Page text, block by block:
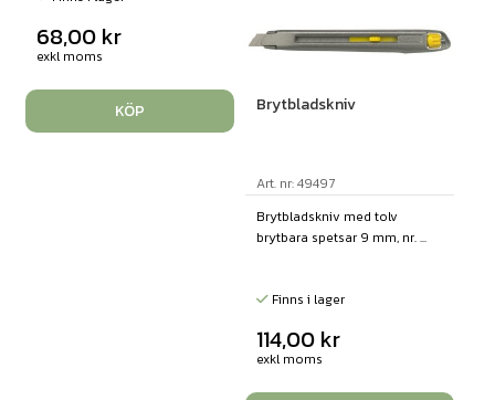
68,00 kr
exkl moms
KÖP Brytbladskniv
Art. nr: 49497
Brytbladskniv med tolv
brytbara spetsar 9 mm, nr. ...
Finns i lager
114,00 kr
exkl moms